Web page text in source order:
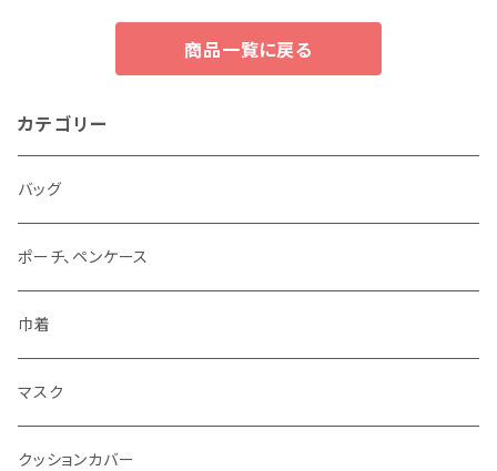
商品一覧に戻る
カテゴリー
バッグ
ポーチ、ペンケース
巾着
マスク
クッションカバー